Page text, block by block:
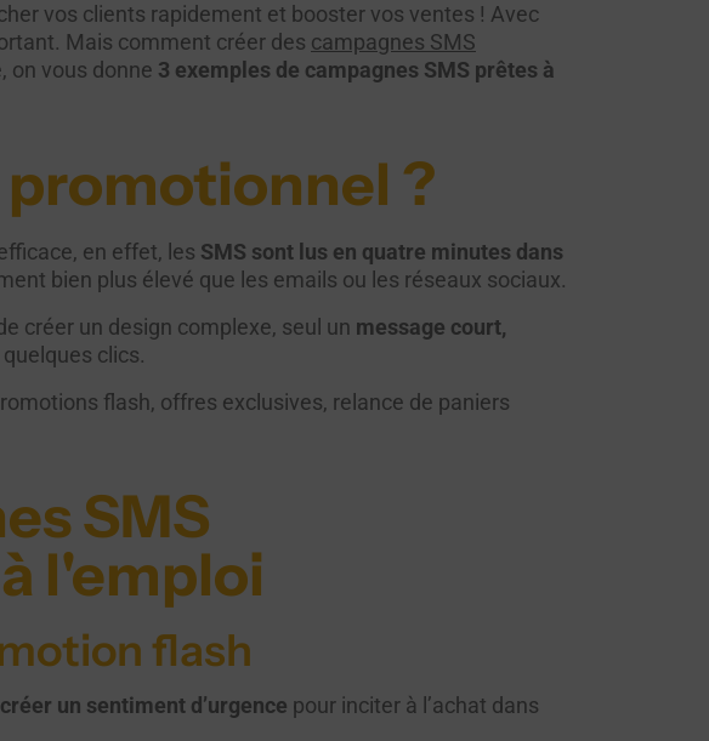
vos clients rapidement et booster vos ventes ! Avec
Mais comment créer des campagnes SMS
on vous donne 3 exemples de campagnes SMS prêtes à
?
en effet, les SMS sont lus en quatre minutes dans
bien plus élevé que les emails ou les réseaux sociaux.
créer un design complexe, seul un message court,
clics.
flash, offres exclusives, relance de paniers
SMS
l'emploi
flash
créer un sentiment d’urgence pour inciter à l’achat dans